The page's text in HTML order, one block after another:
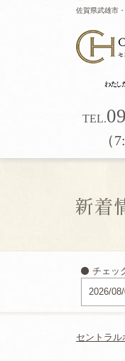
佐賀県武雄市
TEL.
（
チェッ
セントラ